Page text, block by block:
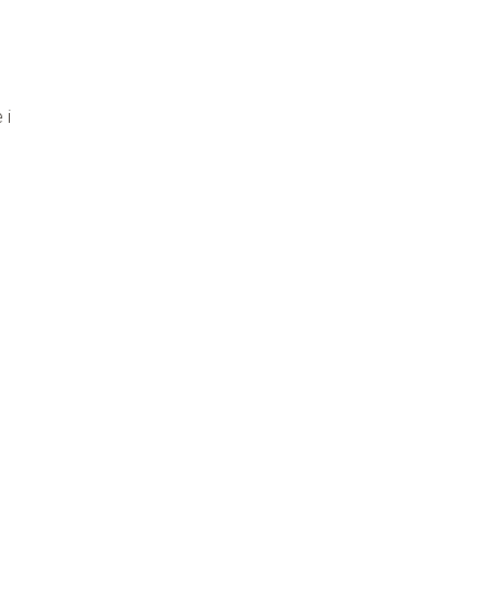
i